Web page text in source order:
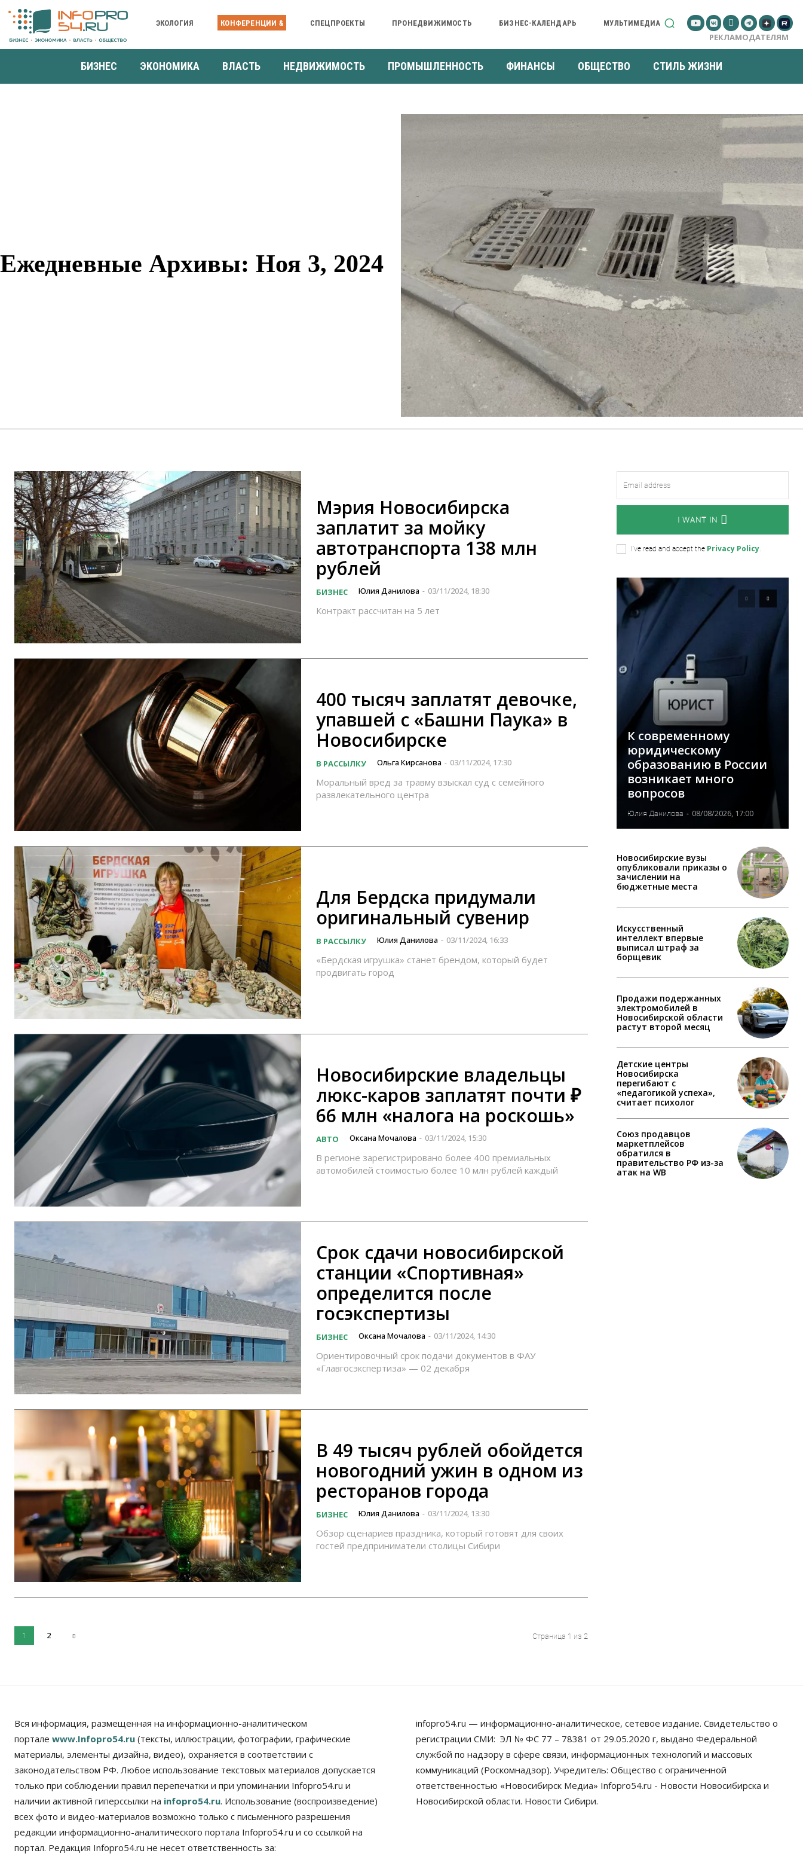
ЭКОЛОГИЯ КОНФЕРЕНЦИИ & СПЕЦПРОЕКТЫ ПРОНЕДВИЖИМОСТЬ БИЗНЕС-КАЛЕНДАРЬ МУЛЬТИМЕДИА
РЕКЛАМОДАТЕЛЯМ
БИЗНЕС ЭКОНОМИКА ВЛАСТЬ НЕДВИЖИМОСТЬ ПРОМЫШЛЕННОСТЬ ФИНАНСЫ ОБЩЕСТВО СТИЛЬ ЖИЗНИ
Ежедневные Архивы: Ноя 3, 2024
Мэрия Новосибирска
заплатит за мойку
автотранспорта 138 млн
рублей
БИЗНЕС Юлия Данилова - 03/11/2024, 18:30
Контракт рассчитан на 5 лет
400 тысяч заплатят девочке,
упавшей с «Башни Паука» в
Новосибирске
В РАССЫЛКУ Ольга Кирсанова - 03/11/2024, 17:30
Моральный вред за травму взыскал суд с семейного
развлекательного центра
Для Бердска придумали
оригинальный сувенир
В РАССЫЛКУ Юлия Данилова - 03/11/2024, 16:33
«Бердская игрушка» станет брендом, который будет
продвигать город
Новосибирские владельцы
люкс-каров заплатят почти ₽
66 млн «налога на роскошь»
АВТО Оксана Мочалова - 03/11/2024, 15:30
В регионе зарегистрировано более 400 премиальных
автомобилей стоимостью более 10 млн рублей каждый
Срок сдачи новосибирской
станции «Спортивная»
определится после
госэкспертизы
БИЗНЕС Оксана Мочалова - 03/11/2024, 14:30
Ориентировочный срок подачи документов в ФАУ
«Главгосэкспертиза» — 02 декабря
В 49 тысяч рублей обойдется
новогодний ужин в одном из
ресторанов города
БИЗНЕС Юлия Данилова - 03/11/2024, 13:30
Обзор сценариев праздника, который готовят для своих
гостей предприниматели столицы Сибири
1 2 Страница 1 из 2
I WANT IN
I've read and accept the Privacy Policy
К современному
юридическому
образованию в России
возникает много
вопросов
Юлия Данилова - 08/08/2026, 17:00
Новосибирские вузы
опубликовали приказы о
зачислении на
бюджетные места
Искусственный
интеллект впервые
выписал штраф за
борщевик
Продажи подержанных
электромобилей в
Новосибирской области
растут второй месяц
Детские центры
Новосибирска
перегибают с
«педагогикой успеха»,
считает психолог
Союз продавцов
маркетплейсов
обратился в
правительство РФ из-за
атак на WB
Вся информация, размещенная на информационно-аналитическом
портале www.Infopro54.ru (тексты, иллюстрации, фотографии, графические
материалы, элементы дизайна, видео), охраняется в соответствии с
законодательством РФ. Любое использование текстовых материалов допускается
только при соблюдении правил перепечатки и при упоминании Infopro54.ru и
наличии активной гиперссылки на infopro54.ru. Использование (воспроизведение)
всех фото и видео-материалов возможно только с письменного разрешения
редакции информационно-аналитического портала Infopro54.ru и со ссылкой на
портал. Редакция Infopro54.ru не несет ответственность за:
infopro54.ru — информационно-аналитическое, сетевое издание. Свидетельство о
регистрации СМИ: ЭЛ № ФС 77 – 78381 от 29.05.2020 г, выдано Федеральной
службой по надзору в сфере связи, информационных технологий и массовых
коммуникаций (Роскомнадзор). Учредитель: Общество с ограниченной
ответственностью «Новосибирск Медиа» Infopro54.ru - Новости Новосибирска и
Новосибирской области. Новости Сибири.